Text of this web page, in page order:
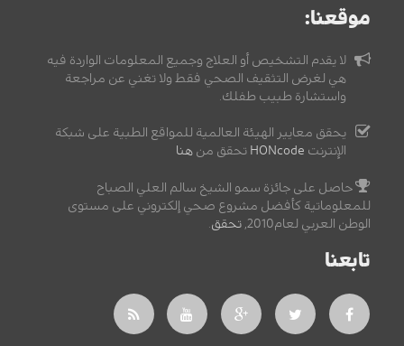
موقعنا:
لا يقدم التشخيص أو العلاج وجميع المعلومات الواردة فيه
هي لغرض التثقيف الصحي فقط ولا تغني عن مراجعة
واستشارة طبيب طفلك.
يحقق معايير الهيئة العالمية للمواقع الطبية على شبكة
الإنترنت HONcode تحقق من هنا
حاصل على جائزة سمو الشيخ سالم العلي الصباح
للمعلوماتية كأفضل مشروع صحي إلكتروني على مستوى
الوطن العربي لعام2010,
تحقق.
تابعنا